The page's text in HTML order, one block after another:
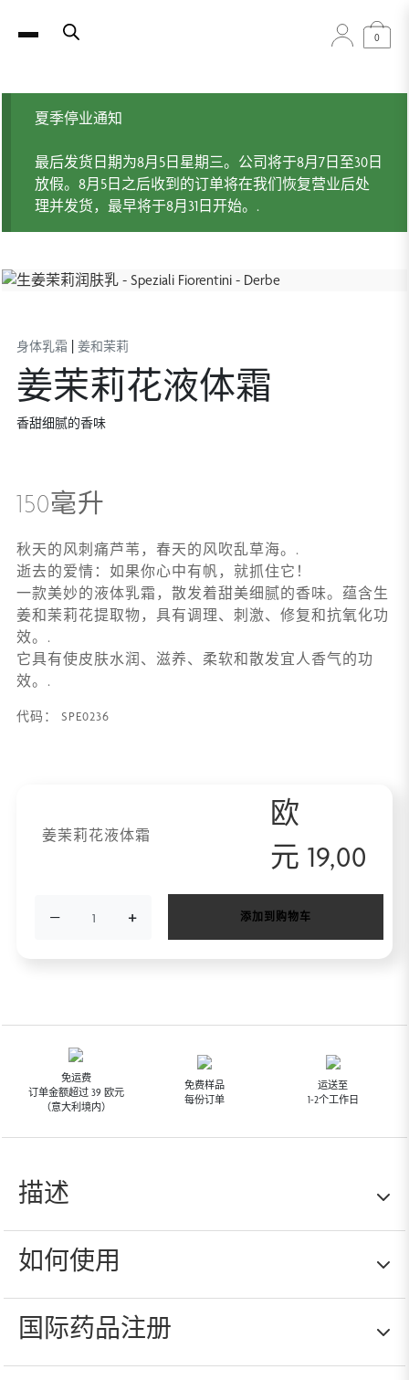
0
夏季停业通知
最后发货日期为8月5日星期三。公司将于8月7日至30日
放假。8月5日之后收到的订单将在我们恢复营业后处
理并发货，最早将于8月31日开始。.
身体乳霜 姜和茉莉
姜茉莉花液体霜
香甜细腻的香味
150毫升
秋天的风刺痛芦苇，春天的风吹乱草海。.
逝去的爱情：如果你心中有帆，就抓住它！
一款美妙的液体乳霜，散发着甜美细腻的香味。蕴含生
姜和茉莉花提取物，具有调理、刺激、修复和抗氧化功
效。.
它具有使皮肤水润、滋养、柔软和散发宜人香气的功
效。.
代码： SPE0236
姜茉莉花液体霜
欧
元 19,00
− + 添加到购物车
免运费
订单金额超过 39 欧元
（意大利境内）
免费样品
每份订单
运送至
1-2个工作日
描述
蕴含生姜和茉莉提取物的液体乳霜，具有调理、舒
如何使用
将液体乳霜从脚部开始，以打圈的方式向上涂抹至
国际药品注册